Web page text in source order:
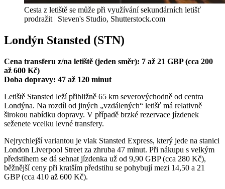
Cesta z letiště se může při využívání sekundárních letišť
prodražit | Steven's Studio, Shutterstock.com
Londýn Stansted (STN)
Cena transferu z/na letiště (jeden směr): 7 až 21 GBP (cca 200
až 600 Kč)
Doba dopravy: 47 až 120 minut
Letiště Stansted leží přibližně 65 km severovýchodně od centra
Londýna. Na rozdíl od jiných „vzdálených“ letišť má relativně
širokou nabídku dopravy. V případě brzké rezervace jízdenek
seženete vcelku levné transfery.
Nejrychlejší variantou je vlak Stansted Express, který jede na stanici
London Liverpool Street za zhruba 47 minut. Při nákupu s velkým
předstihem se dá sehnat jízdenka už od 9,90 GBP (cca 280 Kč),
běžnější ceny při kratším předstihu se pohybují mezi 14,50 a 21
GBP (cca 410 až 600 Kč).